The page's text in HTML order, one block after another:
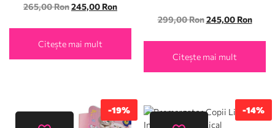
265,00Ron245,00 Ron
Citește mai mult
299,00Ron 245,00 Ron
Citește mai mult
-19% -14%